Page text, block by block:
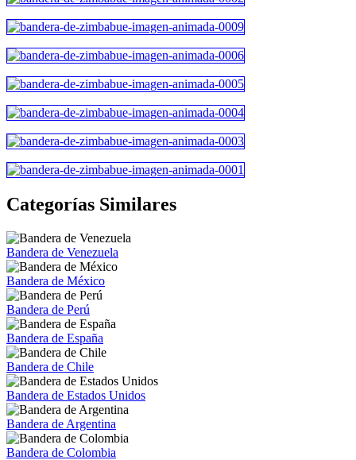
Categorías Similares
Bandera de Venezuela
Bandera de México
Bandera de Perú
Bandera de España
Bandera de Chile
Bandera de Estados Unidos
Bandera de Argentina
Bandera de Colombia